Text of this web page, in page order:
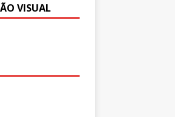
VISUAL